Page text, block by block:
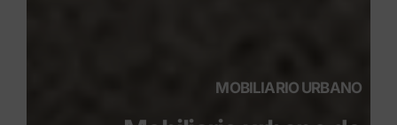
MOBILIARIO URBANO